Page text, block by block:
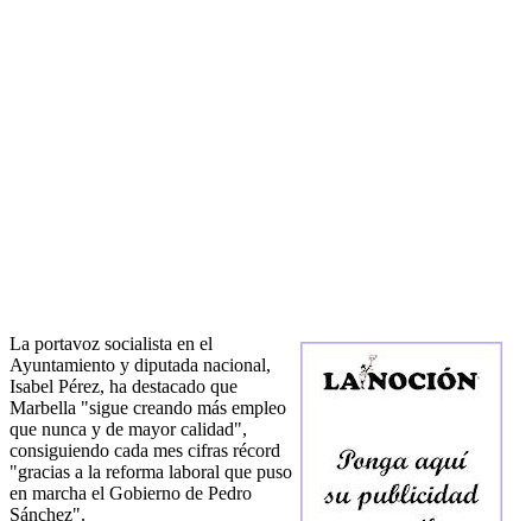
La portavoz socialista en el
Ayuntamiento y diputada nacional,
Isabel Pérez, ha destacado que
Marbella "sigue creando más empleo
que nunca y de mayor calidad",
consiguiendo cada mes cifras récord
"gracias a la reforma laboral que puso
en marcha el Gobierno de Pedro
Sánchez".